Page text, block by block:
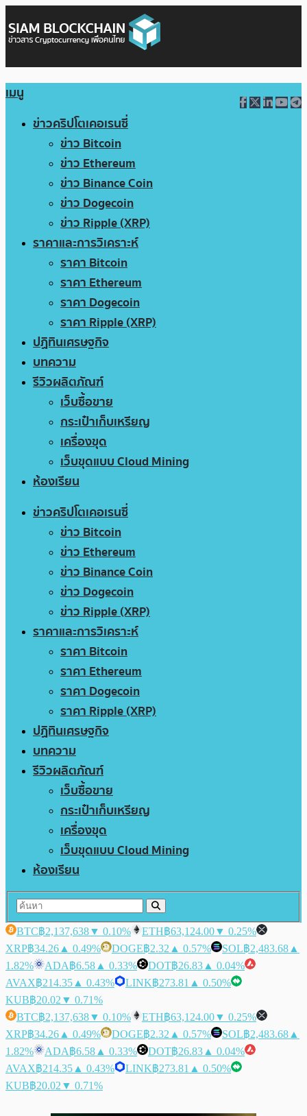
เมนู
ข่าวคริปโตเคอเรนซี่
ข่าว Bitcoin
ข่าว Ethereum
ข่าว Binance Coin
ข่าว Dogecoin
ข่าว Ripple (XRP)
ราคาและการวิเคราะห์
ราคา Bitcoin
ราคา Ethereum
ราคา Dogecoin
ราคา Ripple (XRP)
ปฏิทินเศรษฐกิจ
บทความ
รีวิวผลิตภัณฑ์
เว็บซื้อขาย
กระเป๋าเก็บเหรียญ
เครื่องขุด
เว็บขุดแบบ Cloud Mining
ห้องเรียน
ข่าวคริปโตเคอเรนซี่
ข่าว Bitcoin
ข่าว Ethereum
ข่าว Binance Coin
ข่าว Dogecoin
ข่าว Ripple (XRP)
ราคาและการวิเคราะห์
ราคา Bitcoin
ราคา Ethereum
ราคา Dogecoin
ราคา Ripple (XRP)
ปฏิทินเศรษฐกิจ
บทความ
รีวิวผลิตภัณฑ์
เว็บซื้อขาย
กระเป๋าเก็บเหรียญ
เครื่องขุด
เว็บขุดแบบ Cloud Mining
ห้องเรียน
BTC฿2,137,638▼ 0.10% ETH฿63,124.00▼ 0.25%
XRP฿34.26 ▲ 0.49% DOGE฿2.32 ▲ 0.57% SOL฿2,483.68 ▲
1.82%
ADA฿6.58 ▲ 0.33% DOT฿26.83 ▲ 0.04%
AVAX฿214.35 ▲ 0.43% LINK฿273.81 ▲ 0.50%
KUB฿20.02 ▼ 0.71%
BTC฿2,137,638▼ 0.10% ETH฿63,124.00▼ 0.25%
XRP฿34.26 ▲ 0.49% DOGE฿2.32 ▲ 0.57% SOL฿2,483.68 ▲
1.82%
ADA฿6.58 ▲ 0.33% DOT฿26.83 ▲ 0.04%
AVAX฿214.35 ▲ 0.43% LINK฿273.81 ▲ 0.50%
KUB฿20.02 ▼ 0.71%